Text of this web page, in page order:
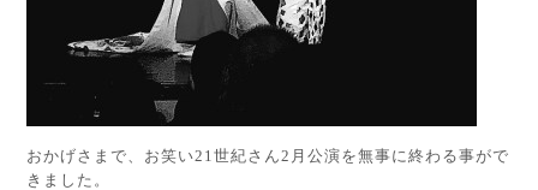
おかげさまで、お笑い21世紀さん2月公演を無事に終わる事がで
きました。